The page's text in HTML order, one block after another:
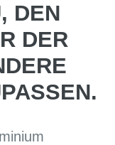
DEN
DER